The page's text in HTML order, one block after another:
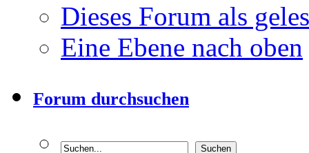
Dieses Forum als
Eine Ebene nach oben
Forum durchsuchen